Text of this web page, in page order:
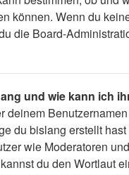
können. Wenn du
die Board-
und wie kann ich
deinem
du bislang erstellt
wie Moderatoren
du den Wortlaut